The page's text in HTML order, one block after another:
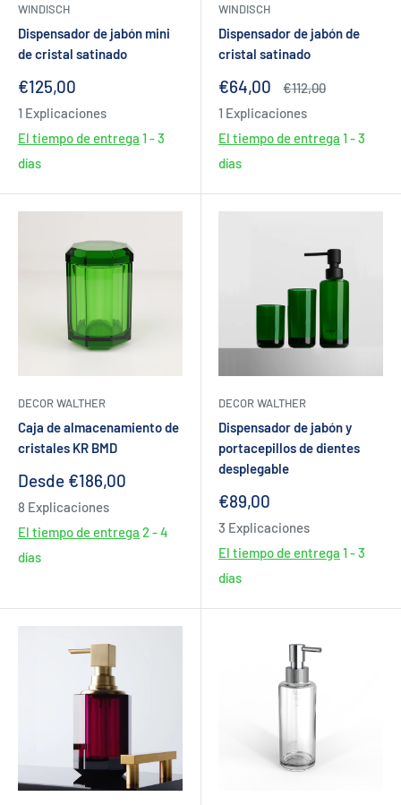
WINDISCH
Dispensador de jabón mini
de cristal satinado
Precio
venta
€125,00
1 Explicaciones
El tiempo de entrega 1 - 3
días
WINDISCH
Dispensador de jabón de
cristal satinado
Precio
venta
€64,00
Precio
€112,00
1 Explicaciones
El tiempo de entrega 1 - 3
días
DECOR WALTHER
Caja de almacenamiento de
cristales KR BMD
Precio
venta
Desde €186,00
8 Explicaciones
El tiempo de entrega 2 - 4
días
DECOR WALTHER
Dispensador de jabón y
portacepillos de dientes
desplegable
Precio
venta
€89,00
3 Explicaciones
El tiempo de entrega 1 - 3
días